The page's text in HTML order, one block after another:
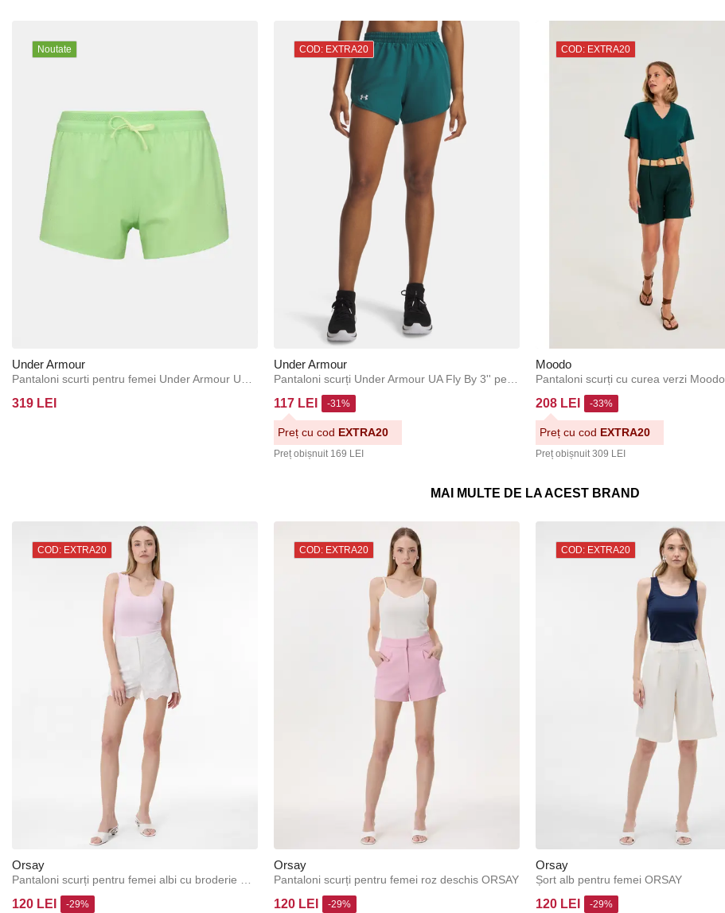
Noutate
Under Armour
319 LEI
COD: EXTRA20
Under Armour
117 LEI
Preț obișnuit 169 LEI
-31%
Preț cu cod EXTRA20
COD: EXTRA20
Moodo
Pantaloni scurți cu curea verzi Moodo
208 LEI
Preț obișnuit 309 LEI
-33%
Preț cu cod EXTRA20
MAI MULTE DE LA ACEST BRAND
COD: EXTRA20
Orsay
120 LEI -29%
COD: EXTRA20
Orsay
Pantaloni scurți pentru femei roz deschis ORSAY
120 LEI -29%
COD: EXTRA20
Orsay
Șort alb pentru femei ORSAY
120 LEI -29%